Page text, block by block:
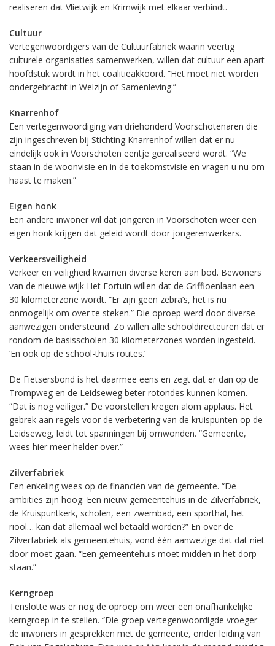
realiseren dat Vlietwijk en Krimwijk met elkaar verbindt.
Cultuur
Vertegenwoordigers van de Cultuurfabriek waarin veertig
culturele organisaties samenwerken, willen dat cultuur een apart
hoofdstuk wordt in het coalitieakkoord. “Het moet niet worden
ondergebracht in Welzijn of Samenleving.”
Knarrenhof
Een vertegenwoordiging van driehonderd Voorschotenaren die
zijn ingeschreven bij Stichting Knarrenhof willen dat er nu
eindelijk ook in Voorschoten eentje gerealiseerd wordt. “We
staan in de woonvisie en in de toekomstvisie en vragen u nu om
haast te maken.”
Eigen honk
Een andere inwoner wil dat jongeren in Voorschoten weer een
eigen honk krijgen dat geleid wordt door jongerenwerkers.
Verkeersveiligheid
Verkeer en veiligheid kwamen diverse keren aan bod. Bewoners
van de nieuwe wijk Het Fortuin willen dat de Griffioenlaan een
30 kilometerzone wordt. “Er zijn geen zebra’s, het is nu
onmogelijk om over te steken.” Die oproep werd door diverse
aanwezigen ondersteund. Zo willen alle schooldirecteuren dat er
rondom de basisscholen 30 kilometerzones worden ingesteld.
‘En ook op de school-thuis routes.’
De Fietsersbond is het daarmee eens en zegt dat er dan op de
Trompweg en de Leidseweg beter rotondes kunnen komen.
“Dat is nog veiliger.” De voorstellen kregen alom applaus. Het
gebrek aan regels voor de verbetering van de kruispunten op de
Leidseweg, leidt tot spanningen bij omwonden. “Gemeente,
wees hier meer helder over.”
Zilverfabriek
Een enkeling wees op de financiën van de gemeente. “De
ambities zijn hoog. Een nieuw gemeentehuis in de Zilverfabriek,
de Kruispuntkerk, scholen, een zwembad, een sporthal, het
riool… kan dat allemaal wel betaald worden?” En over de
Zilverfabriek als gemeentehuis, vond één aanwezige dat dat niet
door moet gaan. “Een gemeentehuis moet midden in het dorp
staan.”
Kerngroep
Tenslotte was er nog de oproep om weer een onafhankelijke
kerngroep in te stellen. “Die groep vertegenwoordigde vroeger
de inwoners in gesprekken met de gemeente, onder leiding van